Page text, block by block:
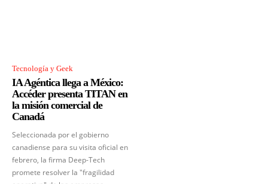
Tecnología y Geek
IA Agéntica llega a México:
Accéder presenta TITAN en
la misión comercial de
Canadá
Seleccionada por el gobierno
canadiense para su visita oficial en
febrero, la firma Deep-Tech
promete resolver la "fragilidad